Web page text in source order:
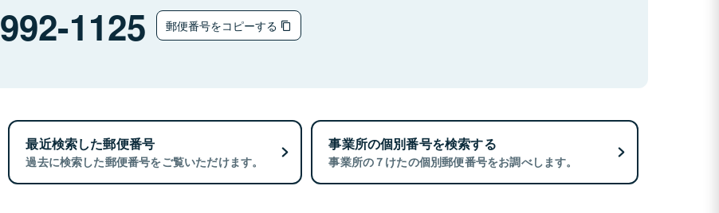
992-1125 郵便番号をコピーする
最近検索した郵便番号
過去に検索した郵便番号をご覧いただけます。
事業所の個別番号を検索する
事業所の７けたの個別郵便番号をお調べします。